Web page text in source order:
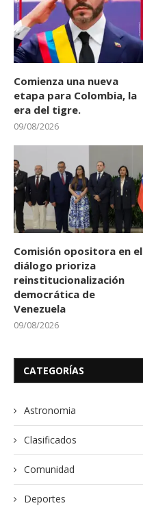
Comienza una nueva
etapa para Colombia, la
era del tigre.
09/08/2026
Comisión opositora en el
diálogo prioriza
reinstitucionalización
democrática de
Venezuela
09/08/2026
CATEGORÍAS
Astronomia
Clasificados
Comunidad
Deportes